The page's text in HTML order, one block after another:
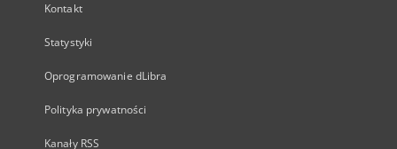
Kontakt
Statystyki
Oprogramowanie dLibra
Polityka prywatności
Kanały RSS